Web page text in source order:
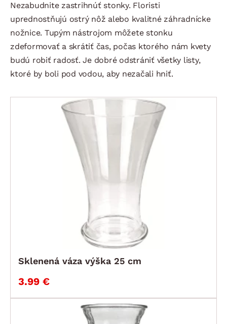
Nezabudnite zastrihnúť stonky. Floristi
uprednostňujú ostrý nôž alebo kvalitné záhradnícke
nožnice. Tupým nástrojom môžete stonku
zdeformovať a skrátiť čas, počas ktorého nám kvety
budú robiť radosť. Je dobré odstrániť všetky listy,
ktoré by boli pod vodou, aby nezačali hniť.
Sklenená váza výška 25 cm
3.99 €